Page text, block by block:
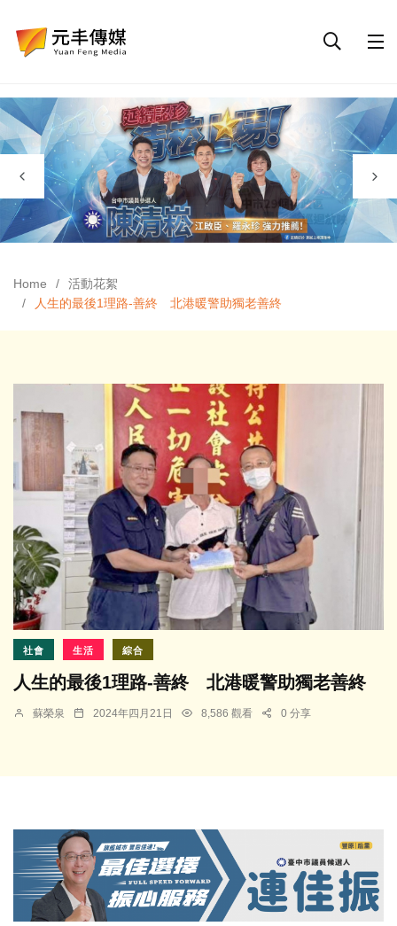
Home
活動花絮
人生的最後1理路-善終 北港暖警助獨老善終
社會 生活 綜合
人生的最後1理路-善終 北港暖警助獨老善終
蘇榮泉 2024年四月21日 8,586 觀看 0 分享